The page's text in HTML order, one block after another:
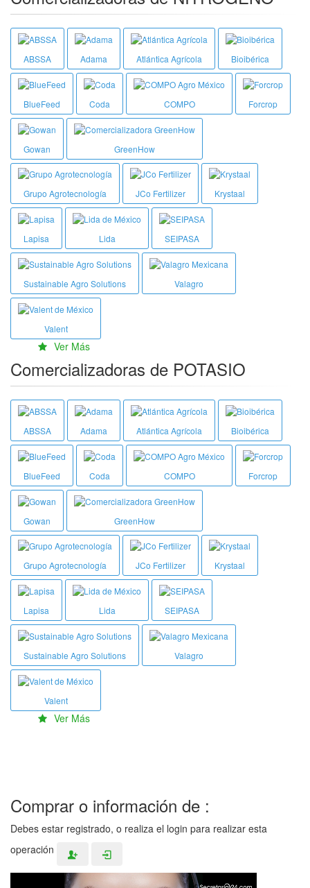
ABSSA Adama Atlántica Agrícola Bioibérica
BlueFeed Coda COMPO Forcrop
Gowan GreenHow
Grupo Agrotecnología JCo Fertilizer Krystaal
Lapisa Lida SEIPASA
Sustainable Agro Solutions Valagro
Valent
Ver Más
Comercializadoras de POTASIO
ABSSA Adama Atlántica Agrícola Bioibérica
BlueFeed Coda COMPO Forcrop
Gowan GreenHow
Grupo Agrotecnología JCo Fertilizer Krystaal
Lapisa Lida SEIPASA
Sustainable Agro Solutions Valagro
Valent
Ver Más
Comprar o información de :
Debes estar registrado, o realiza el login para realizar esta
operación